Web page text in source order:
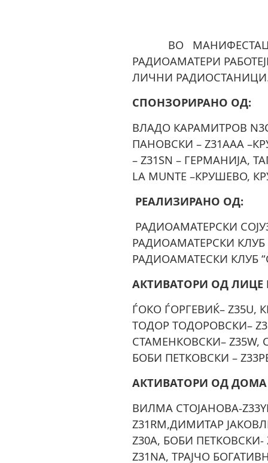
ВО
РАДИОАМАТЕРИ
ЛИЧНИ
СПОНЗОРИРАНО ОД:
ВЛАДО КАРАМИТРОВ
ПАНОВСКИ – Z31AAA
– Z31SN – ГЕРМАНИЈА,
LA MUNTE –КРУШЕВО,
РЕАЛИЗИРАНО ОД:
РАДИОАМАТЕРСКИ
РАДИОАМАТЕРСКИ
РАДИОАМАТЕСКИ КЛУБ
АКТИВАТОРИ ОД ЛИЦЕ
ЃОКО ЃОРГЕВИЌ– Z35U,
ТОДОР ТОДОРОВСКИ–
СТАМЕНКОВСКИ– Z35W,
БОБИ ПЕТКОВСКИ –
АКТИВАТОРИ ОД
ВИЛМА СТОЈАНОВА-
Z31RM,ДИМИТАР
Z30A, БОБИ
Z31NA, ТРАЈЧО